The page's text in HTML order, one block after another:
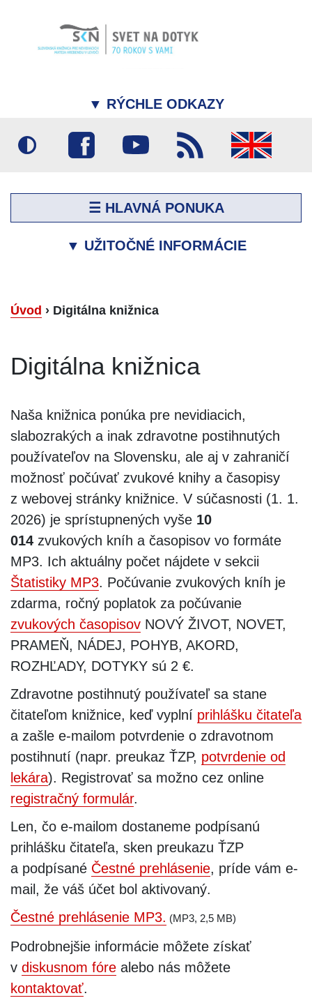
▼ RÝCHLE ODKAZY
☰ HLAVNÁ PONUKA
▼ UŽITOČNÉ INFORMÁCIE
Úvod › Digitálna knižnica
Digitálna knižnica
Naša knižnica ponúka pre nevidiacich,
slabozrakých a inak zdravotne postihnutých
používateľov na Slovensku, ale aj v zahraničí
možnosť počúvať zvukové knihy a časopisy
z webovej stránky knižnice. V súčasnosti (1. 1.
2026) je sprístupnených vyše 10
014 zvukových kníh a časopisov vo formáte
MP3. Ich aktuálny počet nájdete v sekcii
Štatistiky MP3. Počúvanie zvukových kníh je
zdarma, ročný poplatok za počúvanie
zvukových časopisov NOVÝ ŽIVOT, NOVET,
PRAMEŇ, NÁDEJ, POHYB, AKORD,
ROZHĽADY, DOTYKY sú 2 €.
Zdravotne postihnutý používateľ sa stane
čitateľom knižnice, keď vyplní prihlášku čitateľa
a zašle e-mailom potvrdenie o zdravotnom
postihnutí (napr. preukaz ŤZP, potvrdenie od
lekára). Registrovať sa možno cez online
registračný formulár.
Len, čo e-mailom dostaneme podpísanú
prihlášku čitateľa, sken preukazu ŤZP
a podpísané Čestné prehlásenie, príde vám e-
mail, že váš účet bol aktivovaný.
Čestné prehlásenie MP3. (MP3, 2,5 MB)
Podrobnejšie informácie môžete získať
v diskusnom fóre alebo nás môžete
kontaktovať.